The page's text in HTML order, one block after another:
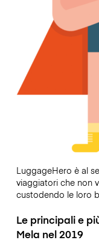
LuggageHero è al
viaggiatori che non
custodendo le loro
Le principali e
Mela nel 2019